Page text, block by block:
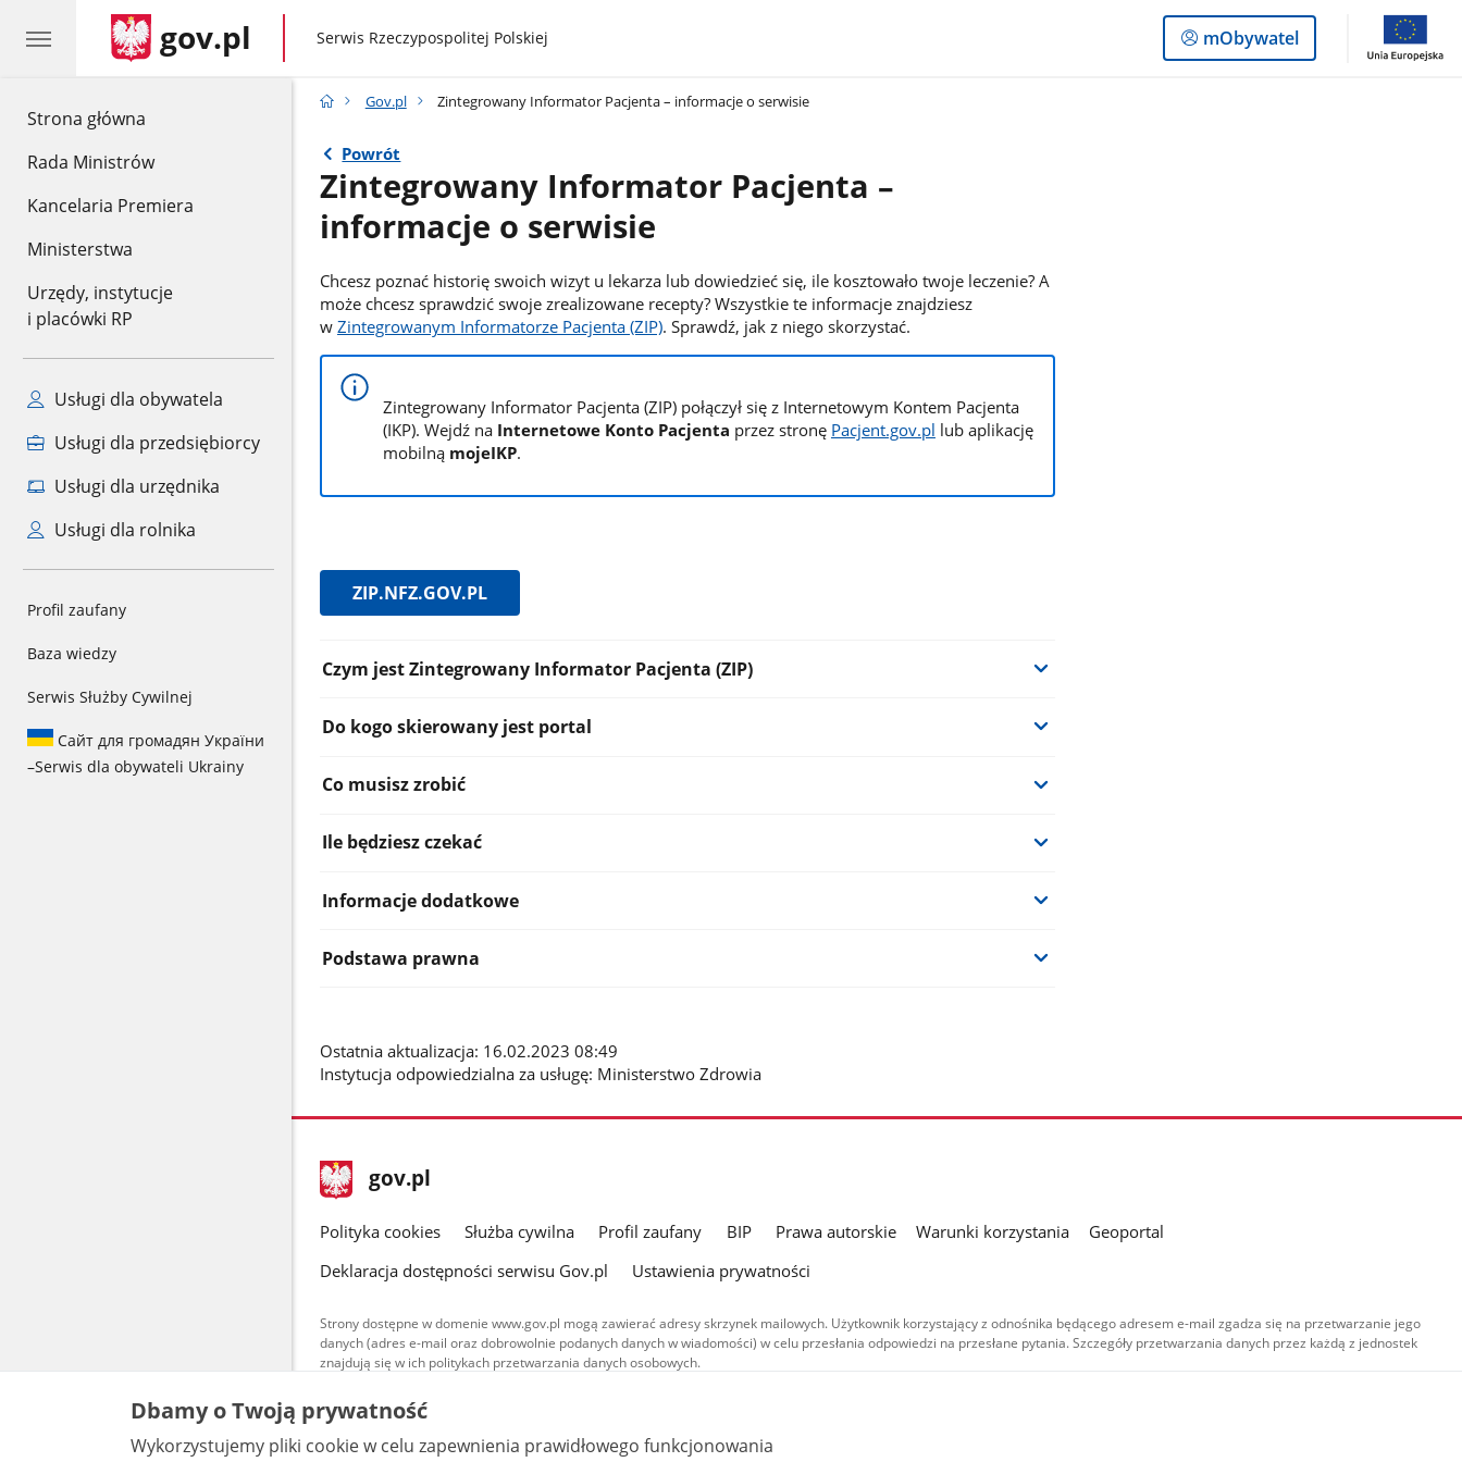
Strona główna
Rada Ministrów
Kancelaria Premiera
Ministerstwa
Urzędy, instytucje
i placówki RP
Usługi dla obywatela
Usługi dla przedsiębiorcy
Usługi dla urzędnika
Usługi dla rolnika
Profil zaufany
Baza wiedzy
Serwis Służby Cywilnej
Сайт для громадян України
–Serwis dla obywateli Ukrainy
gov.pl gov.pl
Serwis Rzeczypospolitej Polskiej
Logowanie
do
mObywatel
Gov.pl Zintegrowany Informator Pacjenta – informacje o serwisie
Powrót
Zintegrowany Informator Pacjenta –
informacje o serwisie
Chcesz poznać historię swoich wizyt u lekarza lub dowiedzieć się, ile kosztowało twoje leczenie? A
może chcesz sprawdzić swoje zrealizowane recepty? Wszystkie te informacje znajdziesz
w Zintegrowanym Informatorze Pacjenta (ZIP). Sprawdź, jak z niego skorzystać.
Zintegrowany Informator Pacjenta (ZIP) połączył się z Internetowym Kontem Pacjenta
(IKP). Wejdź na Internetowe Konto Pacjenta przez stronę Pacjent.gov.pl lub aplikację
mobilną mojeIKP.
ZIP.NFZ.GOV.PL
Informacje:
Czym jest Zintegrowany Informator Pacjenta (ZIP)
Do kogo skierowany jest portal
Co musisz zrobić
Ile będziesz czekać
Informacje dodatkowe
Podstawa prawna
Ostatnia aktualizacja: 16.02.2023 08:49
Instytucja odpowiedzialna za usługę: Ministerstwo Zdrowia
stopka
gov.pl Strona
gov.pl
gov.pl
Polityka cookies Służba cywilna Profil zaufany BIP Prawa autorskie Warunki korzystania
Geoportal
Deklaracja dostępności serwisu Gov.pl
Ustawienia prywatności
Strony dostępne w domenie www.gov.pl mogą zawierać adresy skrzynek mailowych. Użytkownik korzystający z odnośnika będącego adresem e-mail zgadza się na przetwarzanie jego
danych (adres e-mail oraz dobrowolnie podanych danych w wiadomości) w celu przesłania odpowiedzi na przesłane pytania. Szczegóły przetwarzania danych przez każdą z jednostek
znajdują się w ich politykach przetwarzania danych osobowych.
Treści tekstowe publikowane w serwisie (z wyłączeniem treści audiowizualnych), są
udostępniane na licencji typu Creative Commons: uznanie autorstwa - na tych samych
warunkach 4.0 (CC BY-SA 4.0). Materiały audiowizualne, w tym zdjęcia, materiały audio i wideo,
są udostępniane na licencji typu Creative Commons: uznanie autorstwa użycie niekomercyjne -
Dbamy o Twoją prywatność
Wykorzystujemy pliki cookie w celu zapewnienia prawidłowego funkcjonowania